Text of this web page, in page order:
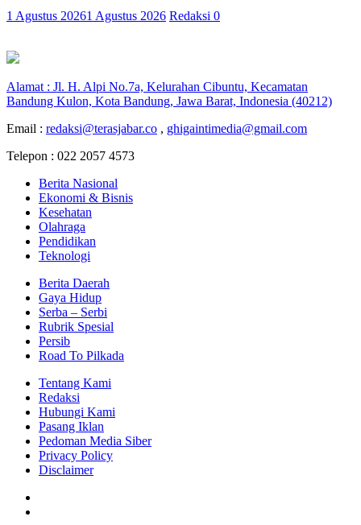
1 Agustus 20261 Agustus 2026 Redaksi 0
Alamat : Jl. H. Alpi No.7a, Kelurahan Cibuntu, Kecamatan
Bandung Kulon, Kota Bandung, Jawa Barat, Indonesia (40212)
Email : redaksi@terasjabar.co , ghigaintimedia@gmail.com
Telepon : 022 2057 4573
Berita Nasional
Ekonomi & Bisnis
Kesehatan
Olahraga
Pendidikan
Teknologi
Berita Daerah
Gaya Hidup
Serba – Serbi
Rubrik Spesial
Persib
Road To Pilkada
Tentang Kami
Redaksi
Hubungi Kami
Pasang Iklan
Pedoman Media Siber
Privacy Policy
Disclaimer